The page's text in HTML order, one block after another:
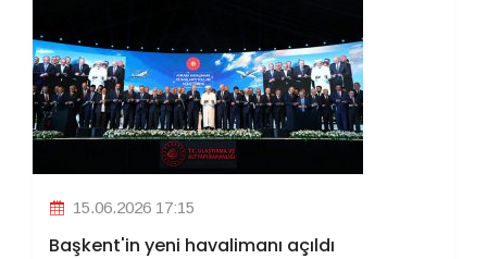
15.06.2026 17:15
Başkent'in yeni havalimanı açıldı